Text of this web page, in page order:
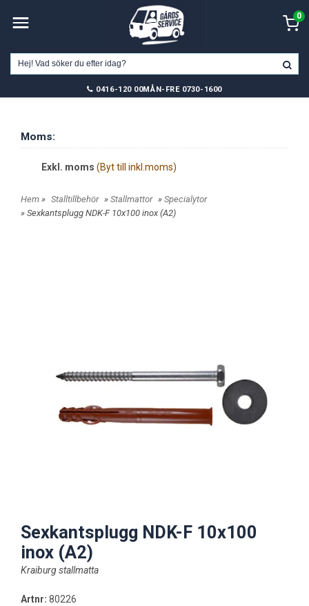
0
0416-120 00MÅN-FRE 0730-1600
Moms:
Exkl. moms (Byt till inkl.moms)
Hem » Stalltillbehör » Stallmattor » Specialytor
» Sexkantsplugg NDK-F 10x100 inox (A2)
Sexkantsplugg NDK-F 10x100
inox (A2)
Kraiburg stallmatta
Artnr: 80226